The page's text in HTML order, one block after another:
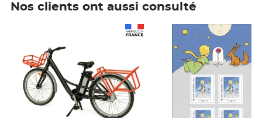
Nos clients ont aussi consulté
Prix 7,50€